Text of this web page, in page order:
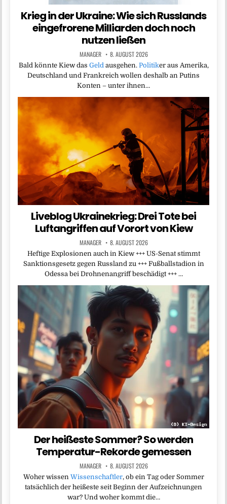
Krieg in der Ukraine: Wie sich Russlands
eingefrorene Milliarden doch noch
nutzen ließen
MANAGER 8. AUGUST 2026
Bald könnte Kiew das Geldausgehen. Politiker aus Amerika,
Deutschland und Frankreich wollen deshalb an Putins
Konten – unter ihnen…
Liveblog Ukrainekrieg: Drei Tote bei
Luftangriffen auf Vorort von Kiew
MANAGER 8. AUGUST 2026
Heftige Explosionen auch in Kiew +++ US-Senat stimmt
Sanktionsgesetz gegen Russland zu +++ Fußballstadion in
Odessa bei Drohnenangriff beschädigt +++ …
Der heißeste Sommer? So werden
Temperatur-Rekorde gemessen
MANAGER 8. AUGUST 2026
Woher wissen Wissenschaftler, ob ein Tag oder Sommer
tatsächlich der heißeste seit Beginn der Aufzeichnungen
war? Und woher kommt die…